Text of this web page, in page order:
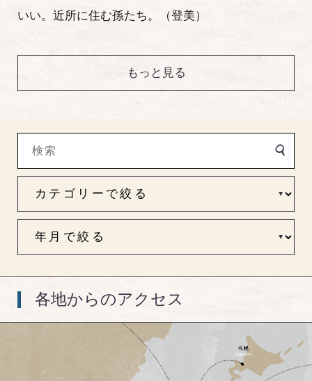
いい。近所に住む孫たち。（登美）
もっと見る
各地からのアクセス